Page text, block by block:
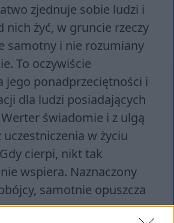
zjednuje sobie ludzi i
nich żyć, w gruncie rzeczy
samotny i nie rozumiany
To oczywiście
jego ponadprzeciętności i
dla ludzi posiadających
świadomie i z ulgą
w życiu
cierpi, nikt tak
wspiera. Naznaczony
samotnie opuszcza